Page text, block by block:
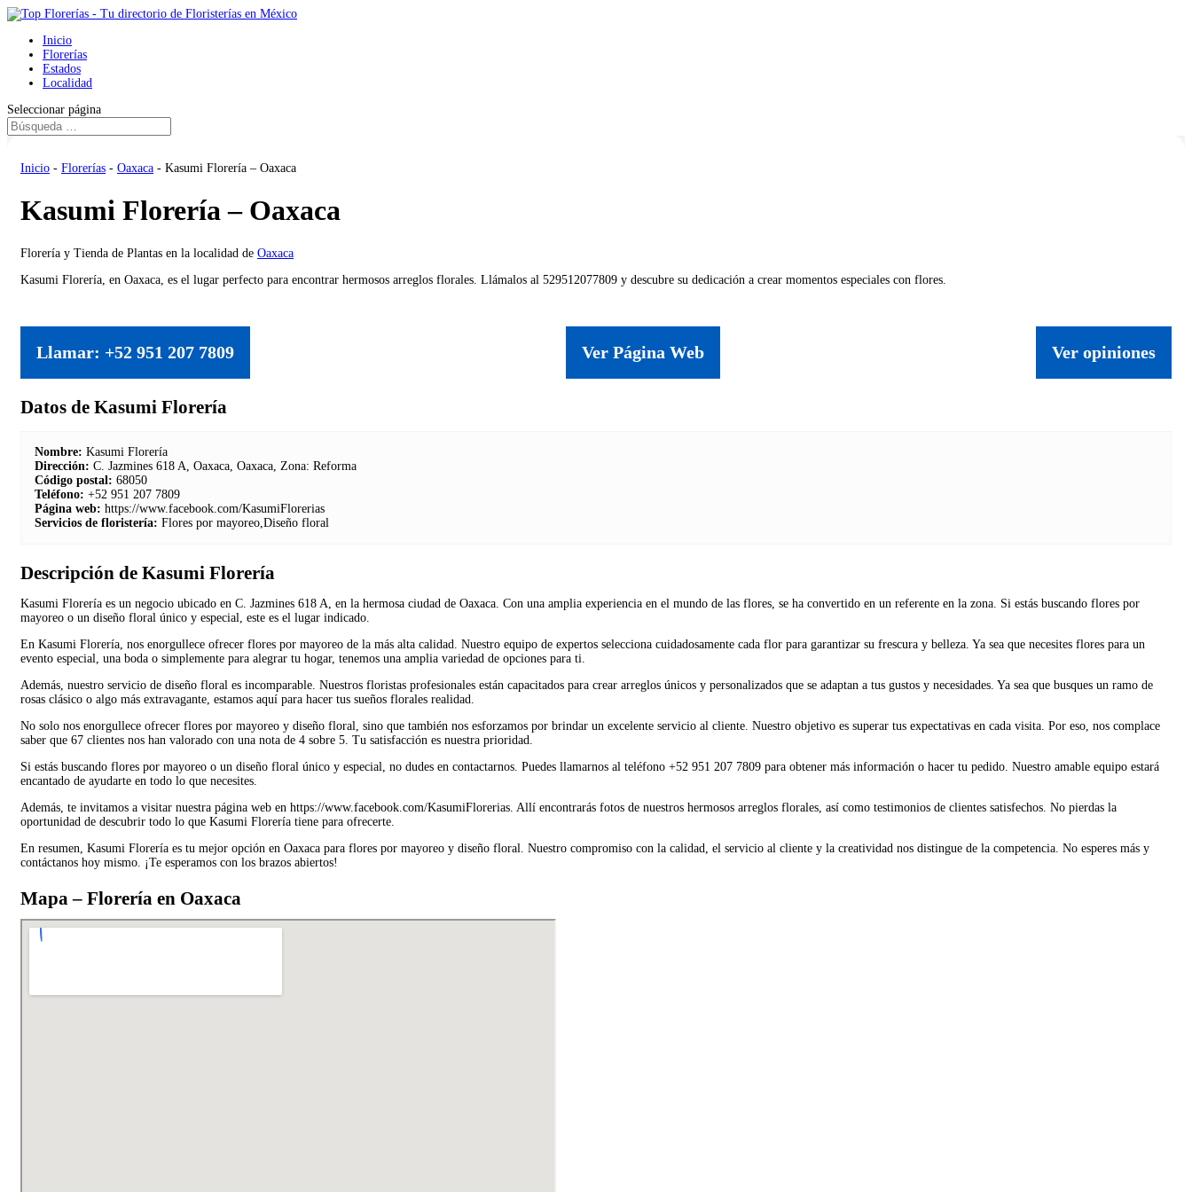
Inicio
Florerías
Estados
Localidad
Seleccionar página
Inicio - Florerías - Oaxaca - Kasumi Florería – Oaxaca
Kasumi Florería – Oaxaca
Florería y Tienda de Plantas en la localidad de Oaxaca
Kasumi Florería, en Oaxaca, es el lugar perfecto para encontrar hermosos arreglos florales. Llámalos al 529512077809 y descubre su dedicación a crear momentos especiales con flores.
Llamar: +52 951 207 7809 Ver Página Web Ver opiniones
Datos de Kasumi Florería
Nombre: Kasumi Florería
Dirección: C. Jazmines 618 A, Oaxaca, Oaxaca, Zona: Reforma
Código postal: 68050
Teléfono: +52 951 207 7809
Página web: https://www.facebook.com/KasumiFlorerias
Servicios de floristería: Flores por mayoreo,Diseño floral
Descripción de Kasumi Florería
Kasumi Florería es un negocio ubicado en C. Jazmines 618 A, en la hermosa ciudad de Oaxaca. Con una amplia experiencia en el mundo de las flores, se ha convertido en un referente en la zona. Si estás buscando flores por
mayoreo o un diseño floral único y especial, este es el lugar indicado.
En Kasumi Florería, nos enorgullece ofrecer flores por mayoreo de la más alta calidad. Nuestro equipo de expertos selecciona cuidadosamente cada flor para garantizar su frescura y belleza. Ya sea que necesites flores para un
evento especial, una boda o simplemente para alegrar tu hogar, tenemos una amplia variedad de opciones para ti.
Además, nuestro servicio de diseño floral es incomparable. Nuestros floristas profesionales están capacitados para crear arreglos únicos y personalizados que se adaptan a tus gustos y necesidades. Ya sea que busques un ramo de
rosas clásico o algo más extravagante, estamos aquí para hacer tus sueños florales realidad.
No solo nos enorgullece ofrecer flores por mayoreo y diseño floral, sino que también nos esforzamos por brindar un excelente servicio al cliente. Nuestro objetivo es superar tus expectativas en cada visita. Por eso, nos complace
saber que 67 clientes nos han valorado con una nota de 4 sobre 5. Tu satisfacción es nuestra prioridad.
Si estás buscando flores por mayoreo o un diseño floral único y especial, no dudes en contactarnos. Puedes llamarnos al teléfono +52 951 207 7809 para obtener más información o hacer tu pedido. Nuestro amable equipo estará
encantado de ayudarte en todo lo que necesites.
Además, te invitamos a visitar nuestra página web en https://www.facebook.com/KasumiFlorerias. Allí encontrarás fotos de nuestros hermosos arreglos florales, así como testimonios de clientes satisfechos. No pierdas la
oportunidad de descubrir todo lo que Kasumi Florería tiene para ofrecerte.
En resumen, Kasumi Florería es tu mejor opción en Oaxaca para flores por mayoreo y diseño floral. Nuestro compromiso con la calidad, el servicio al cliente y la creatividad nos distingue de la competencia. No esperes más y
contáctanos hoy mismo. ¡Te esperamos con los brazos abiertos!
Mapa – Florería en Oaxaca